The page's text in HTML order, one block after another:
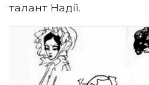
талант Надії.